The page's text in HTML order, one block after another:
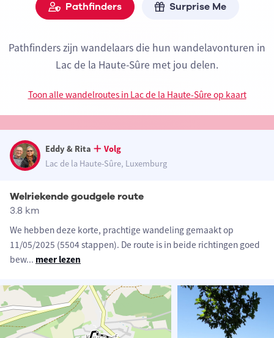
Pathfinders Surprise Me
Pathfinders zijn wandelaars die hun wandelavonturen in
Lac de la Haute-Sûre met jou delen.
Toon alle wandelroutes in Lac de la Haute-Sûre op kaart
Eddy & Rita
Volg
Lac de la Haute-Sûre, Luxemburg
Welriekende goudgele route
3.8 km
We hebben deze korte, prachtige wandeling gemaakt op
11/05/2025 (5504 stappen). De route is in beide richtingen goed
bew... meer lezen